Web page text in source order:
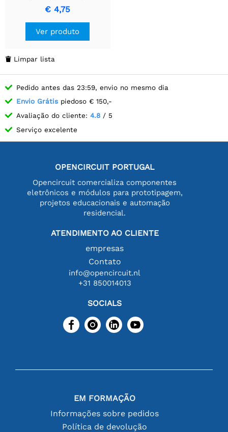
pinos, reto
€ 4,75
Ver produto
 Limpar lista
Pedido antes das 23:59, envio no mesmo dia
Envio Grátis piedoso € 150,-
Avaliação do cliente: 4.8 / 5
Serviço excelente
OPENCIRCUIT PORTUGAL
Opencircuit comercializa componentes
eletrônicos e módulos para prototipagem,
projetos educacionais e automação
residencial.
ATENDIMENTO AO CLIENTE
empresas
Contato
info@opencircuit.nl
+31 850014013
SOCIALS
EM FORMAÇÃO
Informações sobre pedidos
Política de devolução